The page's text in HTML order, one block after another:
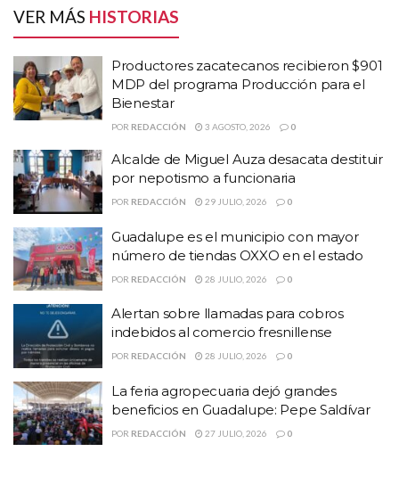
Productores zacatecanos recibieron $901 MDP
del programa Producción para el Bienestar
Alcalde de Miguel Auza desacata destituir por
nepotismo a funcionaria
Guadalupe es el municipio con mayor número de
tiendas OXXO en el estado
VER MÁS HISTORIAS
Productores zacatecanos recibieron $901
MDP del programa Producción para el
Bienestar
POR REDACCIÓN 3 AGOSTO, 2026 0
Alcalde de Miguel Auza desacata destituir
por nepotismo a funcionaria
POR REDACCIÓN 29 JULIO, 2026 0
Guadalupe es el municipio con mayor
número de tiendas OXXO en el estado
POR REDACCIÓN 28 JULIO, 2026 0
Alertan sobre llamadas para cobros
indebidos al comercio fresnillense
POR REDACCIÓN 28 JULIO, 2026 0
La feria agropecuaria dejó grandes
beneficios en Guadalupe: Pepe Saldívar
POR REDACCIÓN 27 JULIO, 2026 0